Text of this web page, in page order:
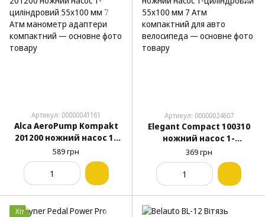
Артикул: 00000041161
Alca AeroPump Kompakt
201200 ножний насос 1-
циліндровий 55x100 мм 7
Атм манометр адаптери
компактний
589 грн
Артикул: 00000024607
Elegant Compact 100310
ножний насос 1-
циліндровий 55x100 мм 7
Атм компактний для
авто велосипеда
369 грн
Хіт